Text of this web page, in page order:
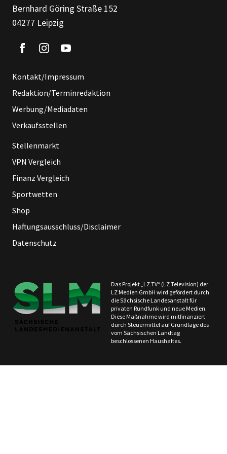
Bernhard Göring Straße 152
04277 Leipzig
Kontakt/Impressum
Redaktion/Terminredaktion
Werbung/Mediadaten
Verkaufsstellen
Stellenmarkt
VPN Vergleich
Finanz Vergleich
Sportwetten
Shop
Haftungsausschluss/Disclaimer
Datenschutz
Das Projekt „LZ TV“ (LZ Television) der
LZ Medien GmbH wird gefördert durch
die Sächsische Landesanstalt für
privaten Rundfunk und neue Medien.
Diese Maßnahme wird mitfinanziert
durch Steuermittel auf Grundlage des
vom Sächsischen Landtag
beschlossenen Haushaltes.